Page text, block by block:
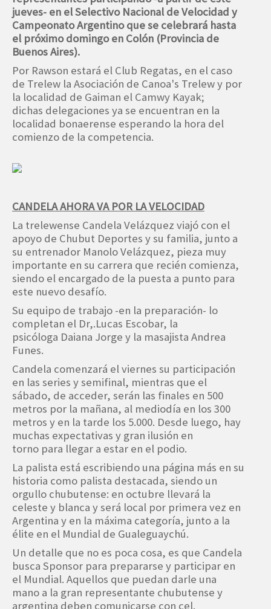
jueves- en el Selectivo Nacional de Velocidad y
Campeonato Argentino que se celebrará hasta
el próximo domingo en Colón (Provincia de
Buenos Aires).
Por Rawson estará el Club Regatas, en el caso
de Trelew la Asociación de Canoa's Trelew y por
la localidad de Gaiman el Camwy Kayak;
dichas delegaciones ya se encuentran en la
localidad bonaerense esperando la hora del
comienzo de la competencia.
CANDELA AHORA VA POR LA VELOCIDAD
La trelewense Candela Velázquez viajó con el
apoyo de Chubut Deportes y su familia, junto a
su entrenador Manolo Velázquez, pieza muy
importante en su carrera que recién comienza,
siendo el encargado de la puesta a punto para
este nuevo desafío.
Su equipo de trabajo -en la preparación- lo
completan el Dr,.Lucas Escobar, la
psicóloga Daiana Jorge y la masajista Andrea
Funes.
Candela comenzará el viernes su participación
en las series y semifinal, mientras que el
sábado, de acceder, serán las finales en 500
metros por la mañana, al mediodía en los 300
metros y en la tarde los 5.000. Desde luego, hay
muchas expectativas y gran ilusión en
torno para llegar a estar en el podio.
La palista está escribiendo una página más en su
historia como palista destacada, siendo un
orgullo chubutense: en octubre llevará la
celeste y blanca y será local por primera vez en
Argentina y en la máxima categoría, junto a la
élite en el Mundial de Gualeguaychú.
Un detalle que no es poca cosa, es que Candela
busca Sponsor para prepararse y participar en
el Mundial. Aquellos que puedan darle una
mano a la gran representante chubutense y
argentina deben comunicarse con cel.